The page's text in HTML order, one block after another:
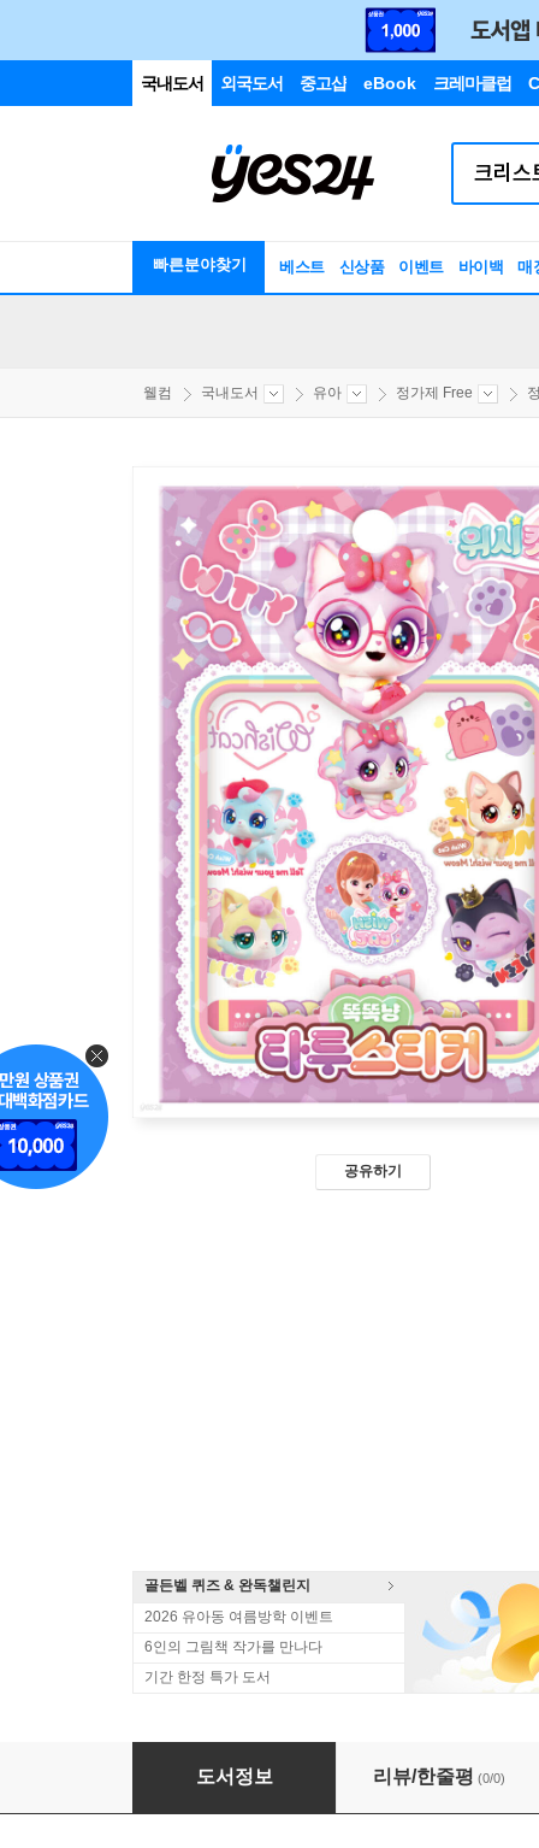
국내도서 외국도서 중고샵 eBook 크레마클럽
빠른분야찾기 베스트 신상품 이벤트 바이백 매
웰컴 국내도서 유아 정가제 Free
공유하기
골든벨 퀴즈 & 완독챌린지
2026 유아동 여름방학 이벤트
6인의 그림책 작가를 만나다
기간 한정 특가 도서
위시캣 시즌1 타투스티커 : 똑똑냥
도서정보 리뷰/한줄평 (0/0)